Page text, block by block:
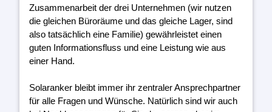
Zusammenarbeit der drei Unternehmen (wir nutzen
die gleichen Büroräume und das gleiche Lager, sind
also tatsächlich eine Familie) gewährleistet einen
guten Informationsfluss und eine Leistung wie aus
einer Hand.
Solaranker bleibt immer ihr zentraler Ansprechpartner
für alle Fragen und Wünsche. Natürlich sind wir auch